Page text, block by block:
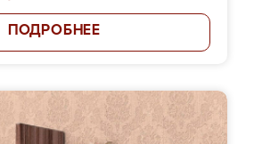
ПОДРОБНЕЕ